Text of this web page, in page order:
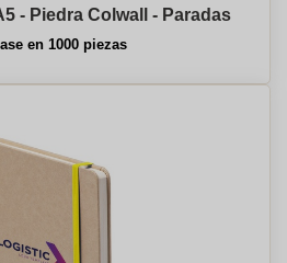
- Piedra Colwall - Paradas
en 1000 piezas